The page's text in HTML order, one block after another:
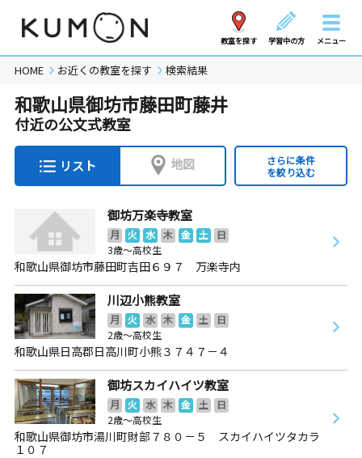
教室を探す 学習中の方 メニュー
HOME お近くの教室を探す 検索結果
和歌山県御坊市藤田町藤井
付近の公文式教室
リスト 地図
さらに条件
を絞り込む
御坊万楽寺教室
月 火 水 木 金 土
日
3歳～高校生
和歌山県御坊市藤田町吉田６９７ 万楽寺内
川辺小熊教室
月 火 水 木 金 土
日
2歳～高校生
和歌山県日高郡日高川町小熊３７４７－４
御坊スカイハイツ教室
月 火 水 木 金 土
日
2歳～高校生
和歌山県御坊市湯川町財部７８０－５ スカイハイツタカラ
１０７